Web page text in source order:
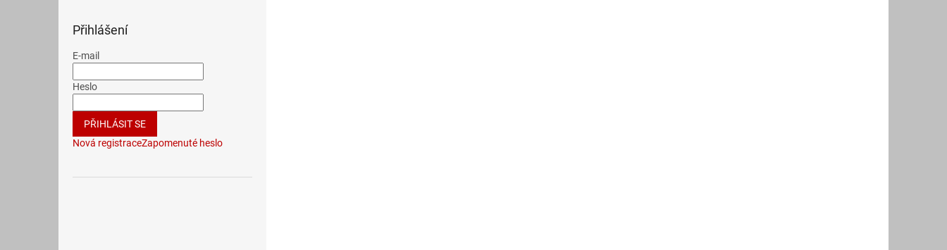
Přihlášení
E-mail
Heslo
PŘIHLÁSIT SE
Nová registraceZapomenuté heslo